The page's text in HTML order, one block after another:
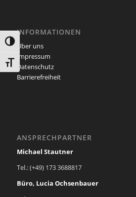
Umschalten auf hohe Kontraste
Schrift vergrößern
INFORMATIONEN
Über uns
Impressum
Datenschutz
Barrierefreiheit
ANSPRECHPARTNER
Michael Stautner
Tel.: (+49) 173 3688817
Büro, Lucia Ochsenbauer